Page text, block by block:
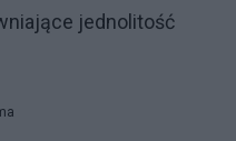
jednolitość